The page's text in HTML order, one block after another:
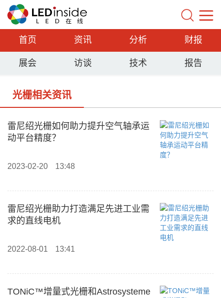
首页 资讯 分析 财报
展会 访谈 技术 报告
光栅相关资讯
雷尼绍光栅如何助力提升空气轴承运
动平台精度？
2023-02-20 13:48
雷尼绍光栅助力打造满足先进工业需
求的直线电机
2022-08-01 13:41
TONiC™增量式光栅和Astrosysteme